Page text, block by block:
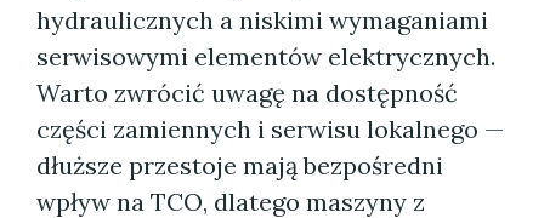
hydraulicznych a niskimi wymaganiami
serwisowymi elementów elektrycznych.
Warto zwrócić uwagę na dostępność
części zamiennych i serwisu lokalnego —
dłuższe przestoje mają bezpośredni
wpływ na TCO, dlatego maszyny z